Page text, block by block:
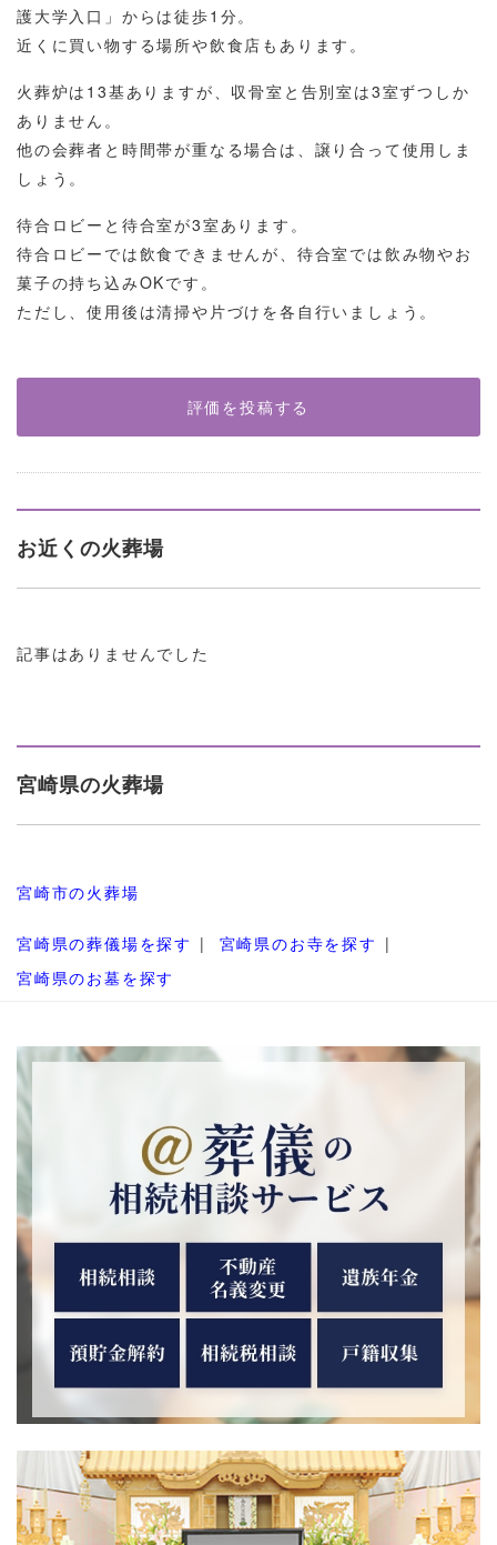
護大学入口」からは徒歩1分。
近くに買い物する場所や飲食店もあります。
火葬炉は13基ありますが、収骨室と告別室は3室ずつしか
ありません。
他の会葬者と時間帯が重なる場合は、譲り合って使用しま
しょう。
待合ロビーと待合室が3室あります。
待合ロビーでは飲食できませんが、待合室では飲み物やお
菓子の持ち込みOKです。
ただし、使用後は清掃や片づけを各自行いましょう。
評価を投稿する
お近くの火葬場
記事はありませんでした
宮崎県の火葬場
宮崎市の火葬場
宮崎県の葬儀場を探す
宮崎県のお寺を探す
宮崎県のお墓を探す